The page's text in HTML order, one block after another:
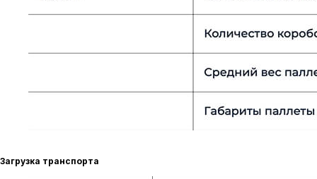
Загрузка транспорта